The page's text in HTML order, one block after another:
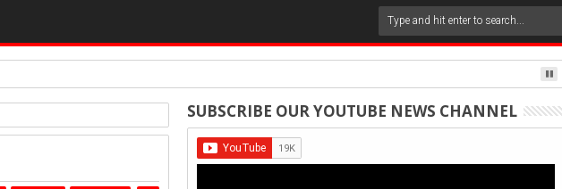
SUBSCRIBE OUR YOUTUBE NEWS CHANNEL